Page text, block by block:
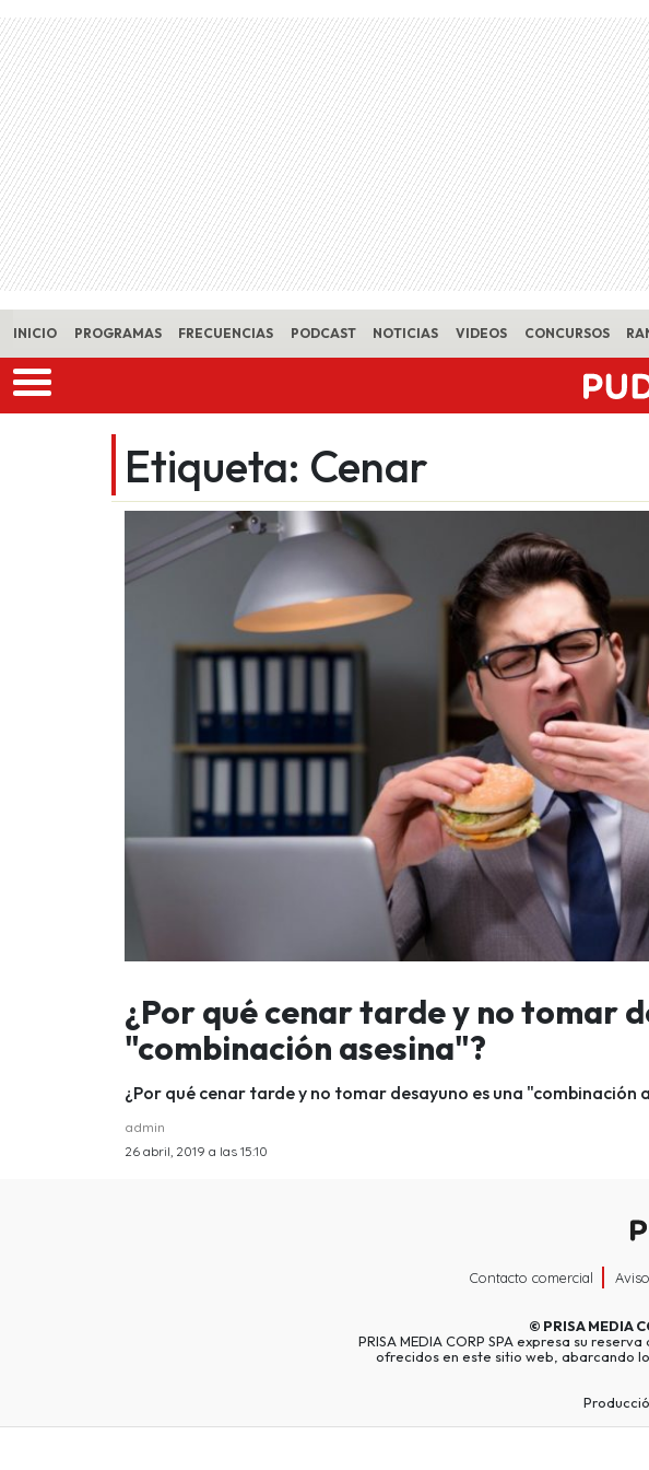
Skip to main content
INICIO PROGRAMAS FRECUENCIAS PODCAST NOTICIAS VIDEOS CONCURSOS
Etiqueta: Cenar
¿Por qué cenar tarde y no tomar
"combinación asesina"?
¿Por qué cenar tarde y no tomar desayuno es una "combinación
admin
26 abril, 2019 a las 15:10
Contacto comercial
© PRISA MEDIA
PRISA MEDIA CORP SPA expresa su
ofrecidos en este sitio web, abarcando